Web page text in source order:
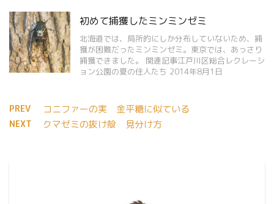
初めて捕獲したミンミンゼミ
北海道では、局所的にしか分布していないため、捕
獲が困難だったミンミンゼミ。東京では、あっさり
捕獲できました。 関連記事江戸川区総合レクレーシ
ョン公園の夏の住人たち 2014年8月1日
PREV コニファーの実 金平糖に似ている
NEXT クマゼミの抜け殻 見分け方